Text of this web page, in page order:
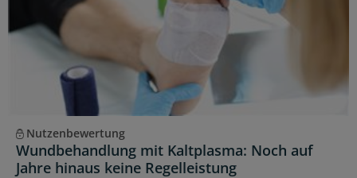
Nutzenbewertung
Wundbehandlung mit Kaltplasma: Noch auf
Jahre hinaus keine Regelleistung